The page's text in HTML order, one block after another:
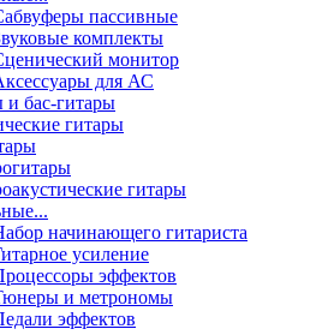
пассивные
комплекты
монитор
для АС
и бас-гитары
гитары
гитары
начинающего гитариста
усиление
эффектов
и метрономы
эффектов